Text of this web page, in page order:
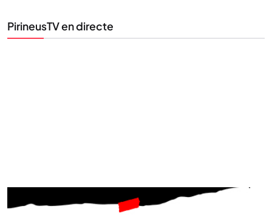
PirineusTV en directe